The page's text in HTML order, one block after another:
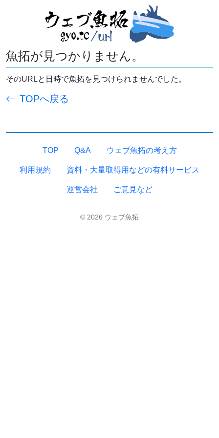
魚拓が見つかりません。
そのURLと日時で魚拓を見つけられませんでした。
TOPへ戻る
TOP Q&A ウェブ魚拓の考え方
利用規約 資料・大量取得用などの有料サービス
運営会社 ご意見など
© 2026 ウェブ魚拓